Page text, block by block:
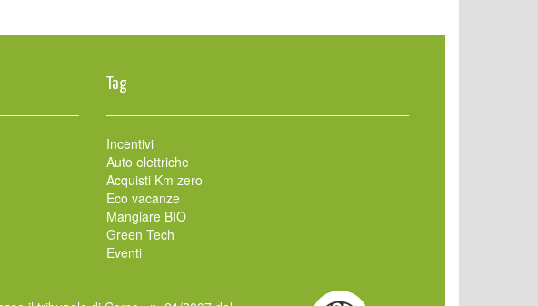
Tag
Incentivi
Auto elettriche
Acquisti Km zero
Eco vacanze
Mangiare BIO
Green Tech
Eventi